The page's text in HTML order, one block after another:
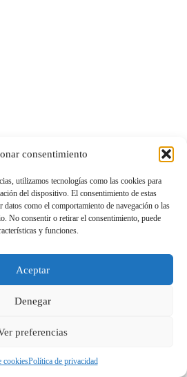
consentimiento
utilizamos tecnologías como las cookies para
del dispositivo. El consentimiento de estas
datos como el comportamiento de navegación o las
No consentir o retirar el consentimiento, puede
y funciones.
Aceptar
Denegar
preferencias
cookiesPolítica de privacidad